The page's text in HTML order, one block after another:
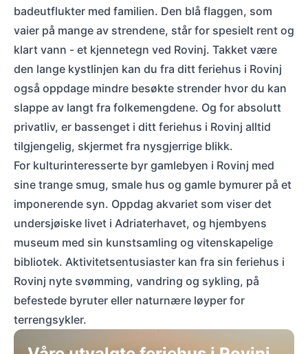
badeutflukter med familien. Den blå flaggen, som
vaier på mange av strendene, står for spesielt rent og
klart vann - et kjennetegn ved Rovinj. Takket være
den lange kystlinjen kan du fra ditt feriehus i Rovinj
også oppdage mindre besøkte strender hvor du kan
slappe av langt fra folkemengdene. Og for absolutt
privatliv, er bassenget i ditt feriehus i Rovinj alltid
tilgjengelig, skjermet fra nysgjerrige blikk.
For kulturinteresserte byr gamlebyen i Rovinj med
sine trange smug, smale hus og gamle bymurer på et
imponerende syn. Oppdag akvariet som viser det
undersjøiske livet i Adriaterhavet, og hjembyens
museum med sin kunstsamling og vitenskapelige
bibliotek. Aktivitetsentusiaster kan fra sin feriehus i
Rovinj nyte svømming, vandring og sykling, på
befestede byruter eller naturnære løyper for
terrengsykler.